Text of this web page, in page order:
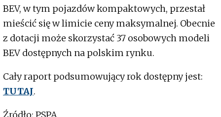
BEV, w tym pojazdów kompaktowych, przestał
mieścić się w limicie ceny maksymalnej. Obecnie
z dotacji może skorzystać 37 osobowych modeli
BEV dostępnych na polskim rynku.
Cały raport podsumowujący rok dostępny jest:
TUTAJ.
Źródło: PSPA